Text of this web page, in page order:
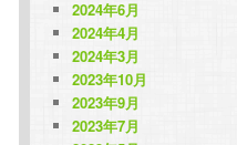
2024年6月
2024年4月
2024年3月
2023年10月
2023年9月
2023年7月